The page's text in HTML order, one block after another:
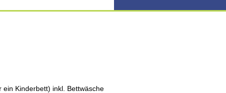
Kinderbett) inkl. Bettwäsche